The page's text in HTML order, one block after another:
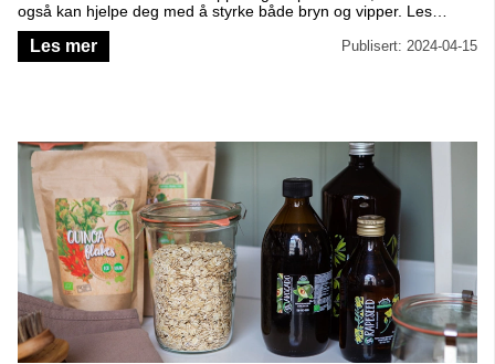
også kan hjelpe deg med å styrke både bryn og vipper. Les
videre for å utforske historien og bruksområdene til ricinolje og få
noen enkle DIY-oppskrifter på hvordan du kan integrere den i din
hverdag.
Les mer Publisert: 2024-04-15